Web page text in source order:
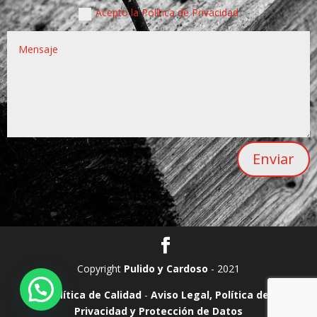
Acepto la Política de Privacidad
Enviar
Copyright Pulido y Cardoso - 2021
Política de Calidad -Aviso Legal, Política de
Privacidad y Protección de Datos